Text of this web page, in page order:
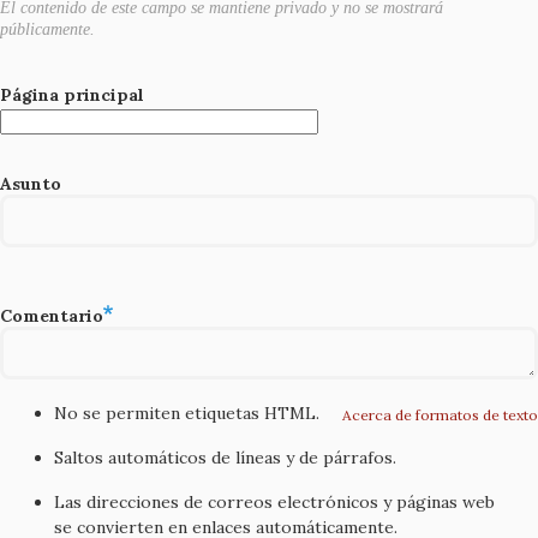
El contenido de este campo se mantiene privado y no se mostrará
públicamente.
Página principal
Asunto
Comentario
Acerca de formatos de texto
No se permiten etiquetas HTML.
Saltos automáticos de líneas y de párrafos.
Las direcciones de correos electrónicos y páginas web
se convierten en enlaces automáticamente.